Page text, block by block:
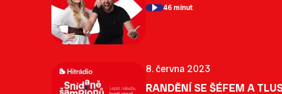
46 minut
8. června 2023
RANDĚNÍ SE ŠÉFEM A